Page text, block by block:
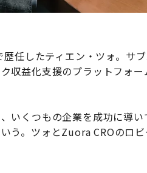
任したティエン・ツォ。サ
収益化支援のプラットフォ
いくつもの企業を成功に導
う。ツォとZuora CROのロ